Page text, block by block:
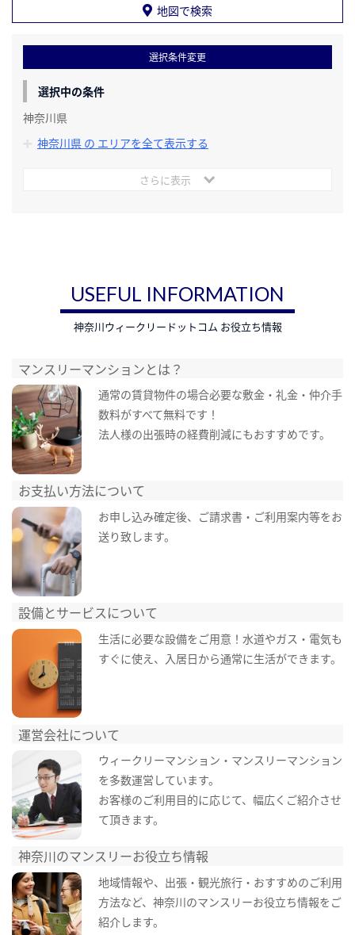
地図で検索
選択条件変更
選択中の条件
神奈川県
神奈川県 の エリアを全て表示する
さらに表示
USEFUL INFORMATION
神奈川ウィークリードットコム お役立ち情報
マンスリーマンションとは？
通常の賃貸物件の場合必要な敷金・礼金・仲介手
数料がすべて無料です！
法人様の出張時の経費削減にもおすすめです。
お支払い方法について
お申し込み確定後、ご請求書・ご利用案内等をお
送り致します。
設備とサービスについて
生活に必要な設備をご用意！水道やガス・電気も
すぐに使え、入居日から通常に生活ができます。
運営会社について
ウィークリーマンション・マンスリーマンション
を多数運営しています。
お客様のご利用目的に応じて、幅広くご紹介させ
て頂きます。
神奈川のマンスリーお役立ち情報
地域情報や、出張・観光旅行・おすすめのご利用
方法など、神奈川のマンスリーお役立ち情報をご
紹介します。